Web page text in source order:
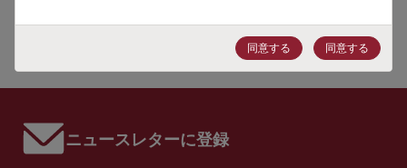
ニュースレターに登録
同意する 同意する